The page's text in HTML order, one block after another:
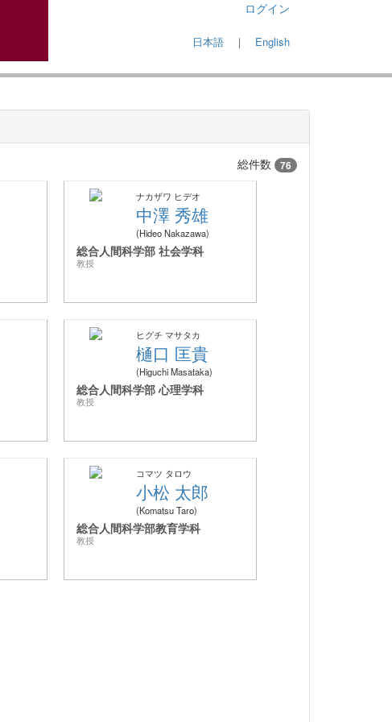
ログイン
日本語 ｜ English
総件数 76
ナカザワ ヒデオ
中澤 秀雄
Hideo Nakazawa
総合人間科学部 社会学科
教授
ヒグチ マサタカ
樋口 匡貴
Higuchi Masataka
総合人間科学部 心理学科
教授
コマツ タロウ
小松 太郎
Komatsu Taro
総合人間科学部教育学科
教授